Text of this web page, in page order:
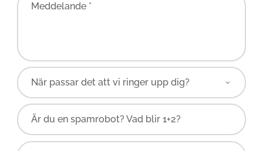
Meddelande *
Är du en spamrobot? Vad blir 1+2?